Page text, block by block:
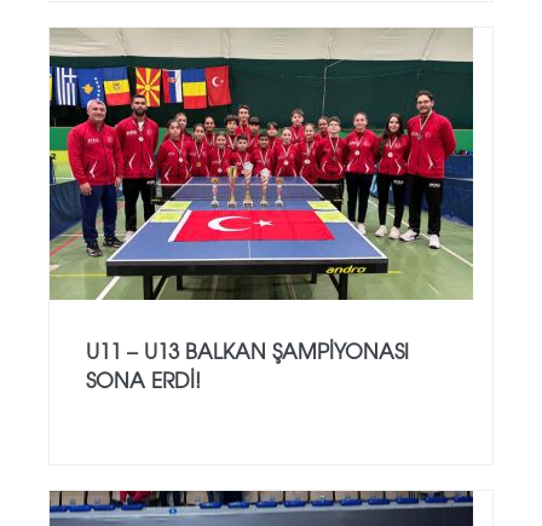
U11 – U13 BALKAN ŞAMPIYONASI
SONA ERDI!